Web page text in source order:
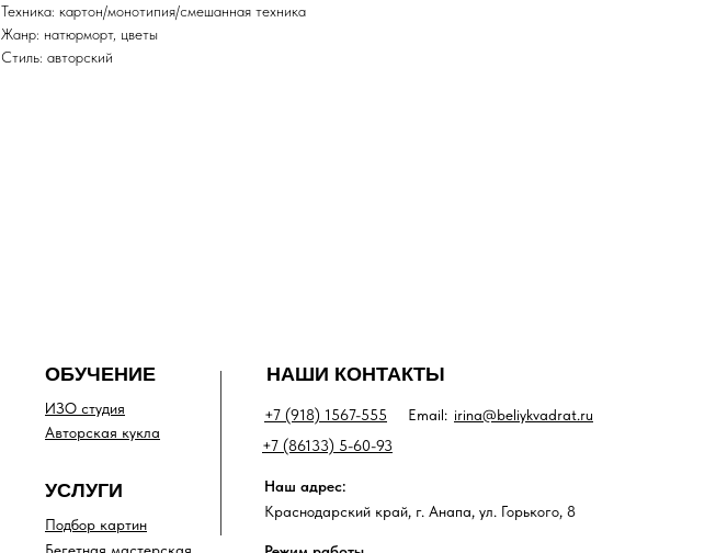
Техника: картон/монотипия/смешанная техника
Жанр: натюрморт, цветы
Стиль: авторский
УСЛУГИ
ОБУЧЕНИЕ
ИЗО студия
Авторская кукла
Подбор картин
НАШИ КОНТАКТЫ
+7 (918) 1567-555
+7 (86133) 5-60-93
Наш адрес:
Краснодарский край, г. Анапа, ул. Горького, 8
irina@beliykvadrat.ru
Email: